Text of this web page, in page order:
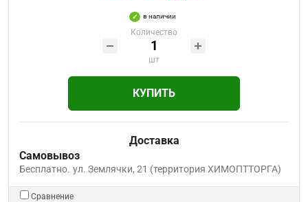
в наличии
Количество
шт
КУПИТЬ
Доставка
Самовывоз
Бесплатно. ул. Землячки, 21 (территория ХИМОПТТОРГА)
Сравнение